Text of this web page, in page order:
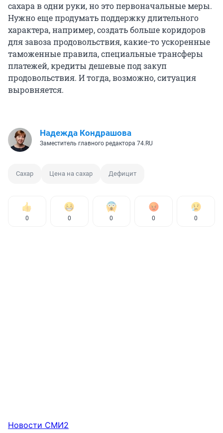
сахара в одни руки, но это первоначальные меры.
Нужно еще продумать поддержку длительного
характера, например, создать больше коридоров
для завоза продовольствия, какие-то ускоренные
таможенные правила, специальные трансферы
платежей, кредиты дешевые под закуп
продовольствия. И тогда, возможно, ситуация
выровняется.
Надежда Кондрашова
Заместитель главного редактора 74.RU
Сахар Цена на сахар Дефицит
0 0 0 0 0
Новости СМИ2